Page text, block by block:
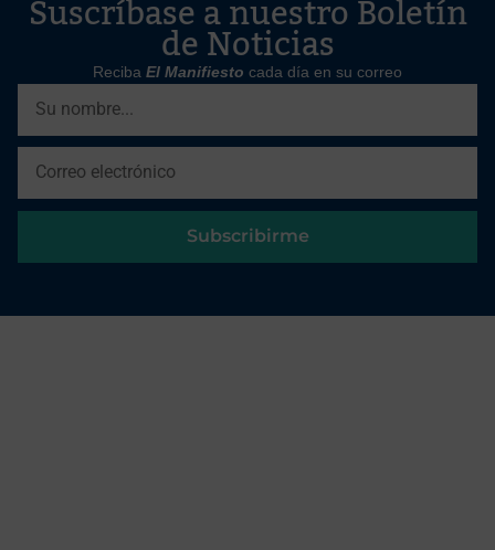
Suscríbase a nuestro Boletín
de Noticias
Reciba El Manifiesto cada día en su correo
Subscribirme